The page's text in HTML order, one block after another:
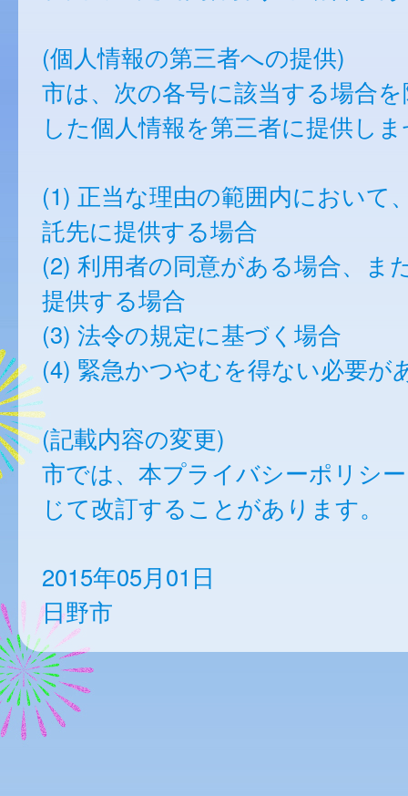
(個人情報の第三者への提供)
市は、次の各号に該当する場合
した個人情報を第三者に提供し
(1) 正当な理由の範囲内において
託先に提供する場合
(2) 利用者の同意がある場合、ま
提供する場合
(3) 法令の規定に基づく場合
(4) 緊急かつやむを得ない必要が
(記載内容の変更)
市では、本プライバシーポリシ
じて改訂することがあります。
2015年05月01日
日野市